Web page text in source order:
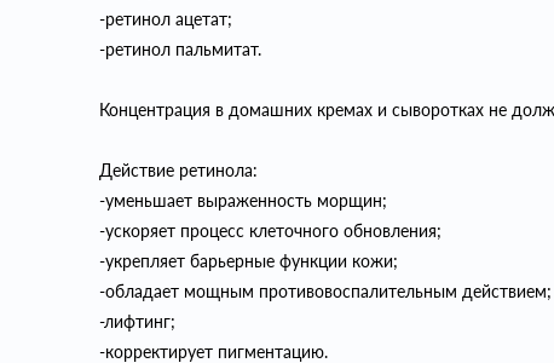
-ретинол ацетат;
-ретинол пальмитат.
Концентрация в домашних кремах и сыворотках не
Действие ретинола:
-уменьшает выраженность морщин;
-ускоряет процесс клеточного обновления;
-укрепляет барьерные функции кожи;
-обладает мощным противовоспалительным действием;
-лифтинг;
-корректирует пигментацию.